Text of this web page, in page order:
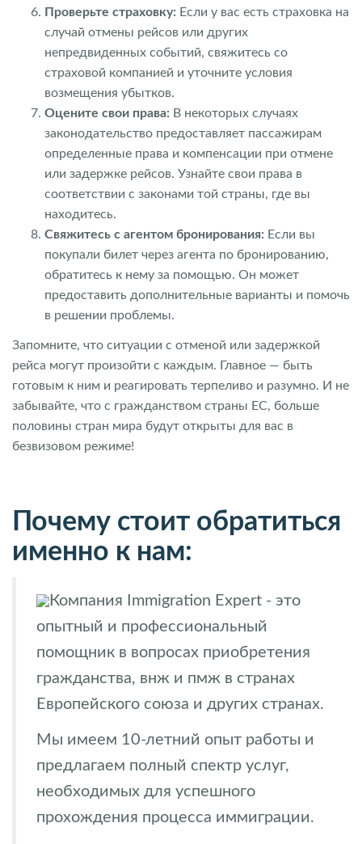
Проверьте страховку: Если у вас есть страховка на
случай отмены рейсов или других
непредвиденных событий, свяжитесь со
страховой компанией и уточните условия
возмещения убытков.
Оцените свои права: В некоторых случаях
законодательство предоставляет пассажирам
определенные права и компенсации при отмене
или задержке рейсов. Узнайте свои права в
соответствии с законами той страны, где вы
находитесь.
Свяжитесь с агентом бронирования: Если вы
покупали билет через агента по бронированию,
обратитесь к нему за помощью. Он может
предоставить дополнительные варианты и помочь
в решении проблемы.
Запомните, что ситуации с отменой или задержкой
рейса могут произойти с каждым. Главное — быть
готовым к ним и реагировать терпеливо и разумно. И не
забывайте, что с гражданством страны ЕС, больше
половины стран мира будут открыты для вас в
безвизовом режиме!
Почему стоит обратиться
именно к нам:
Компания Immigration Expert - это
опытный и профессиональный
помощник в вопросах приобретения
гражданства, внж и пмж в странах
Европейского союза и других странах.
Мы имеем 10-летний опыт работы и
предлагаем полный спектр услуг,
необходимых для успешного
прохождения процесса иммиграции.